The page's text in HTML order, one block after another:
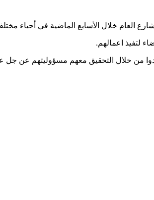
لتفيذ اعمالهم.
من خلال التحقيق معهم مسؤوليتهم عن جل